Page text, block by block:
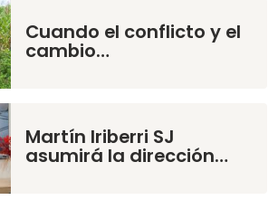
Cuando el conflicto y el
cambio…
Martín Iriberri SJ
asumirá la dirección…